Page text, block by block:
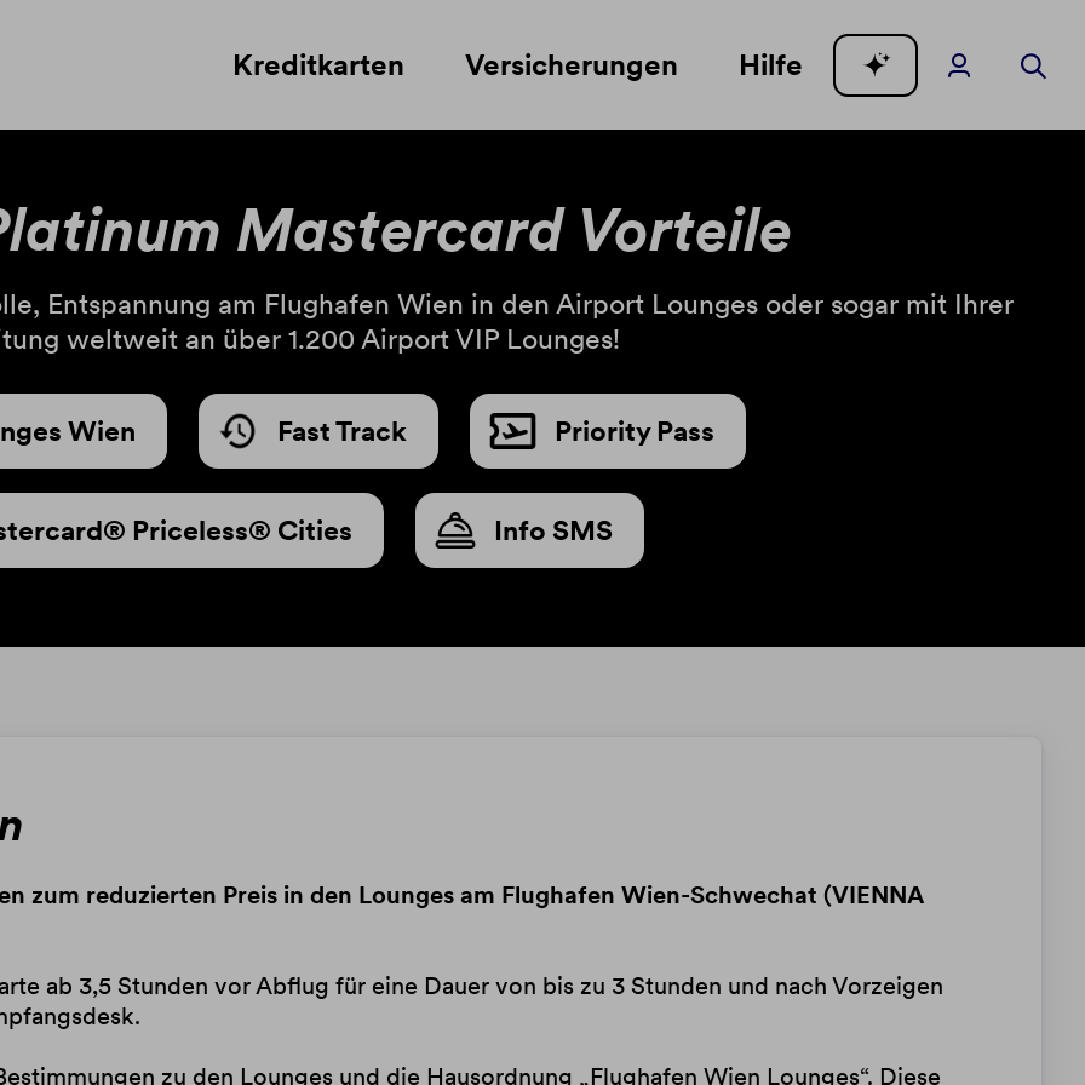
Kreditkarten Versicherungen Hilfe
Mastercard Vorteile
Entspannung am Flughafen Wien in den Airport Lounges oder sogar mit Ihrer
weltweit an über 1.200 Airport VIP Lounges!
Wien Fast Track Priority Pass
Priceless® Cities Info SMS
zum reduzierten Preis in den Lounges am Flughafen Wien-Schwechat (VIENNA
ab 3,5 Stunden vor Abflug für eine Dauer von bis zu 3 Stunden und nach Vorzeigen
zu den Lounges und die Hausordnung „Flughafen Wien Lounges“. Diese